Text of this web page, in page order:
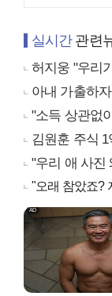
실시간관련
허지웅 "우리가
아내 가출하
"소득 상관없
김원훈 주식
"우리 애 사진
"오래 참았죠?